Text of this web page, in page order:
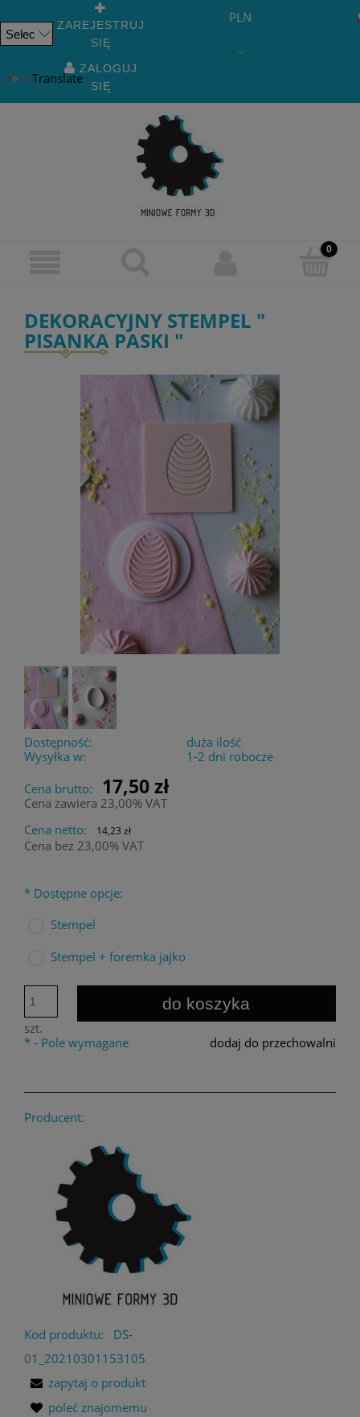
Translate
ZAREJESTRUJ
SIĘ
ZALOGUJ
SIĘ
PLN
DEKORACYJNY STEMPEL "
PISANKA PASKI "
Dostępność:
duża ilość
Wysyłka w:
1-2 dni robocze
Cena brutto:
17,50 zł
Cena zawiera 23,00% VAT
Cena netto:
14,23 zł
Cena bez 23,00% VAT
* Dostępne opcje:
Stempel
Stempel + foremka jajko
szt.
do koszyka
dodaj do przechowalni
* - Pole wymagane
Producent:
Kod produktu:
DS-
01_20210301153105
zapytaj o produkt
poleć znajomemu